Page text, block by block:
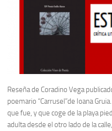
Reseña de Coradino Vega
poemario “Carrusel”de Ioana
que fue, y que coge de la playa
adulta desde el otro lado de la